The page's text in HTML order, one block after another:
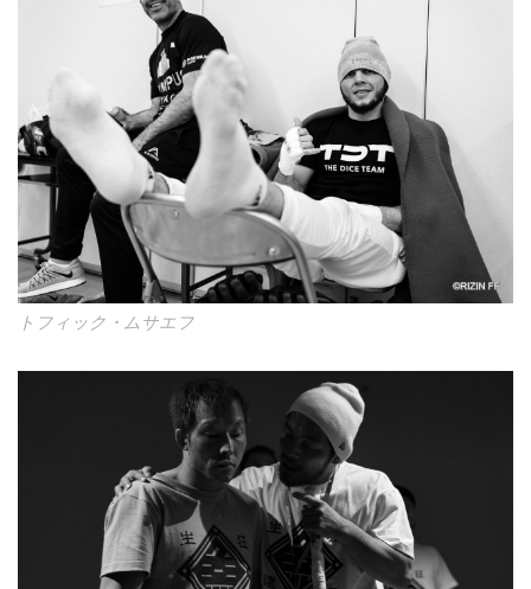
トフィック・ムサエフ